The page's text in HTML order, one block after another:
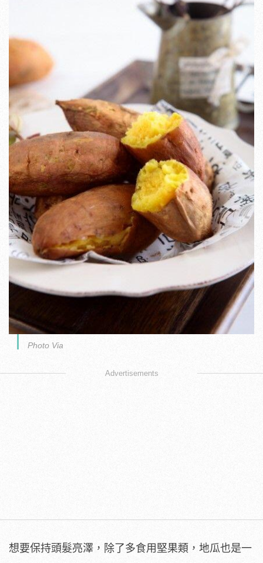
Photo Via
Advertisements
想要保持頭髮亮澤，除了多食用堅果類，地瓜也是一